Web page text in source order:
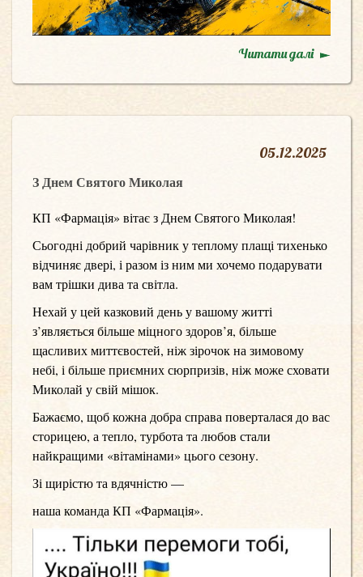
Читати далі
05.12.2025
З Днем Святого Миколая
КП «Фармація» вітає з Днем Святого Миколая!
Сьогодні добрий чарівник у теплому плащі тихенько
відчиняє двері, і разом із ним ми хочемо подарувати
вам трішки дива та світла.
Нехай у цей казковий день у вашому житті
з’являється більше міцного здоров’я, більше
щасливих миттєвостей, ніж зірочок на зимовому
небі, і більше приємних сюрпризів, ніж може сховати
Миколай у свій мішок.
Бажаємо, щоб кожна добра справа поверталася до вас
сторицею, а тепло, турбота та любов стали
найкращими «вітамінами» цього сезону.
Зі щирістю та вдячністю —
наша команда КП «Фармація».